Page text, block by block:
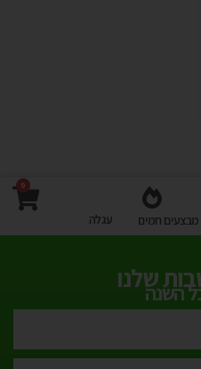
מבצעים חמים
0
עגלה
שלנוהשנה